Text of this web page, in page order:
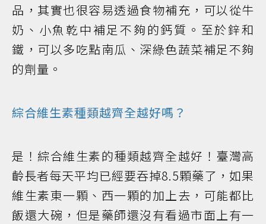
品，其實也很容易透過食物補充，可以從牛
奶、小魚乾中補足不夠的鈣質。至於鋅和
鐵，可以多吃點南瓜、深綠色蔬菜補足不夠
的劑量。
綜合維生素種類越齊全越好嗎？
是！綜合維生素的種類越齊全越好！臺灣高
齡長者每天平均已經要吞掉8.5顆藥了，如果
維生素東一顆、西一顆的加上去，可能都比
飯還大碗，但是藥師還沒有看過市面上有一